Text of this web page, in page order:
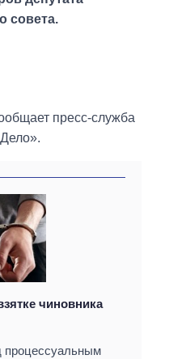
совета.
пресс-служба
чиновника
процессуальным